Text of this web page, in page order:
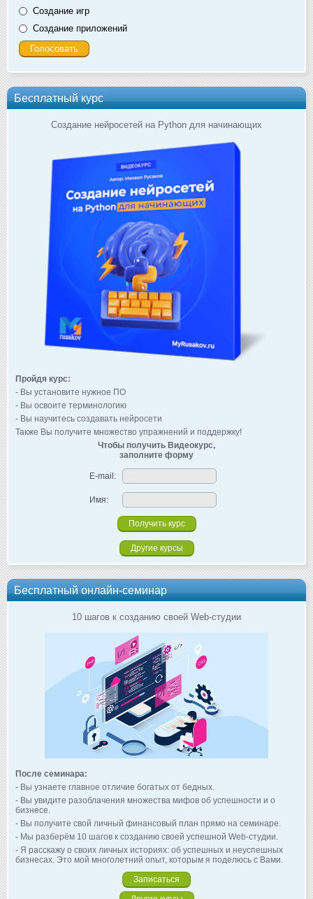
Создание игр
Создание приложений
Бесплатный курс
Создание нейросетей на Python для начинающих
Пройдя курс:
- Вы установите нужное ПО
- Вы освоите терминологию
- Вы научитесь создавать нейросети
Также Вы получите множество упражнений и поддержку!
Чтобы получить Видеокурс,
заполните форму
E-mail:
Имя:
Другие курсы
Бесплатный онлайн-семинар
10 шагов к созданию своей Web-студии
После семинара:
- Вы узнаете главное отличие богатых от бедных.
- Вы увидите разоблачения множества мифов об успешности и о
бизнесе.
- Вы получите свой личный финансовый план прямо на семинаре.
- Мы разберём 10 шагов к созданию своей успешной Web-студии.
- Я расскажу о своих личных историях: об успешных и неуспешных
бизнесах. Это мой многолетний опыт, которым я поделюсь с Вами.
Записаться